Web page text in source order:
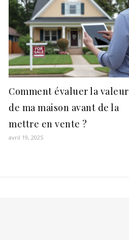
Comment évaluer la valeur
de ma maison avant de la
mettre en vente ?
avril 19, 2025